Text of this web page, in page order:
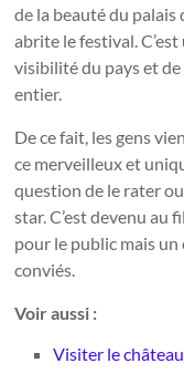
de la beauté du palais
abrite le festival.
visibilité du pays et
entier.
De ce fait, les gens
ce merveilleux et
question de le rater
star. C’est devenu
pour le public mais
conviés.
Voir aussi :
Visiter le